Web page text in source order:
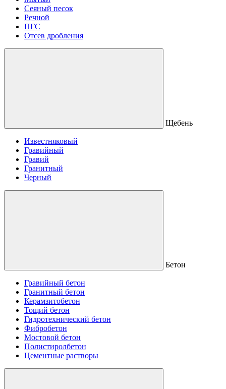
Сеяный песок
Речной
ПГС
Отсев дробления
Щебень
Известняковый
Гравийный
Гравий
Гранитный
Черный
Бетон
Гравийный бетон
Гранитный бетон
Керамзитобетон
Тощий бетон
Гидротехнический бетон
Фибробетон
Мостовой бетон
Полистиролбетон
Цементные растворы